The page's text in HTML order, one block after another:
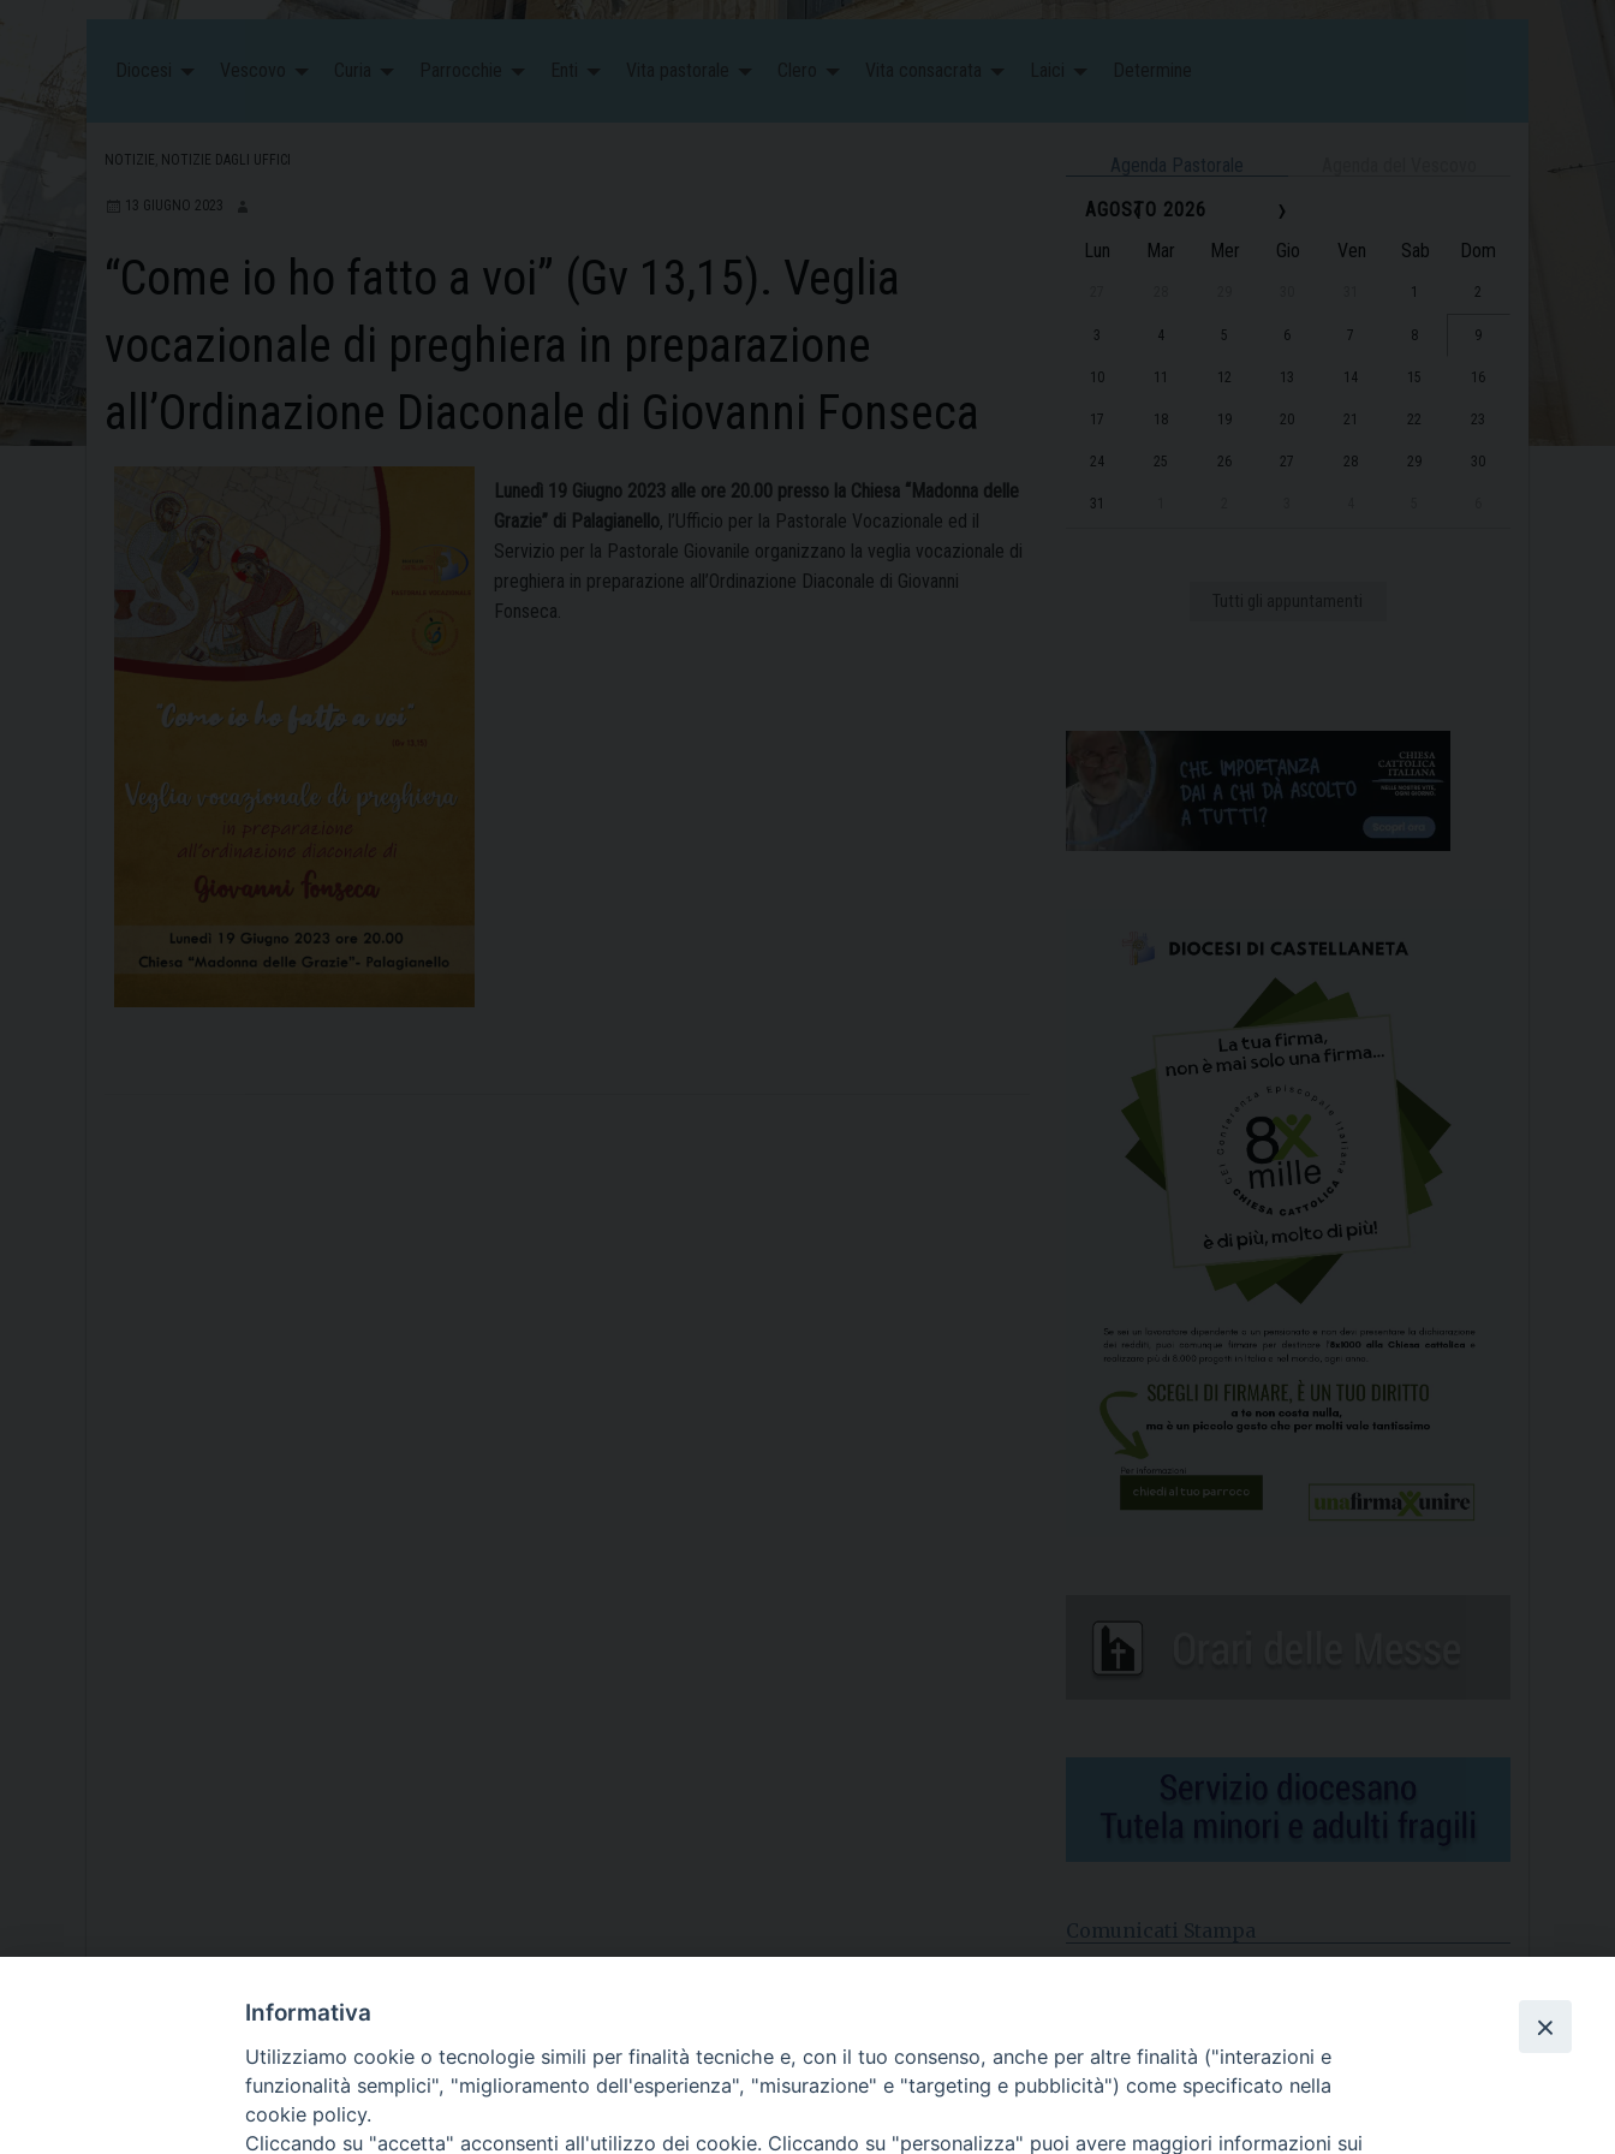
NOTIZIE NOTIZIE DAGLI UFFICI
13 GIUGNO 2023
“Come io ho fatto a voi” (Gv 13,15). Veglia
vocazionale di preghiera in preparazione
all’Ordinazione Diaconale di Giovanni Fonseca
Lunedì 19 Giugno 2023 alle ore 20.00 presso la Chiesa “Madonna delle
Grazie” di Palagianello, l’Ufficio per la Pastorale Vocazionale ed il
Servizio per la Pastorale Giovanile organizzano la veglia vocazionale di
preghiera in preparazione all’Ordinazione Diaconale di Giovanni
Fonseca.
Agenda Pastorale
‹
AGOSTO 2026 ›
Lun Mar Mer Gio Ven Sab Dom
1 2
3 4 5 6 7 8 9
10 11 12 13 14 15 16
17 18 19 20 21 22 23
24 25 26 27 28 29 30
31
Comunicati Stampa
Nasce la Consulta Diocesana delle Aggregazioni Laicali di
Castellaneta
Archivio comunicati stampa
Informativa
Utilizziamo cookie o tecnologie simili per finalità tecniche e, con il tuo consenso, anche per altre finalità ("interazioni e
funzionalità semplici", "miglioramento dell'esperienza", "misurazione" e "targeting e pubblicità") come specificato nella
cookie policy.
Cliccando su "accetta" acconsenti all'utilizzo dei cookie. Cliccando su "personalizza" puoi avere maggiori informazioni sui